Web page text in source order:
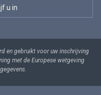
en gebruikt voor uw inschrijving
met de Europese wetgeving